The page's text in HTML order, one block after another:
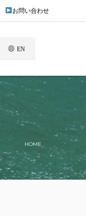
お問い合わせ
EN
HOME